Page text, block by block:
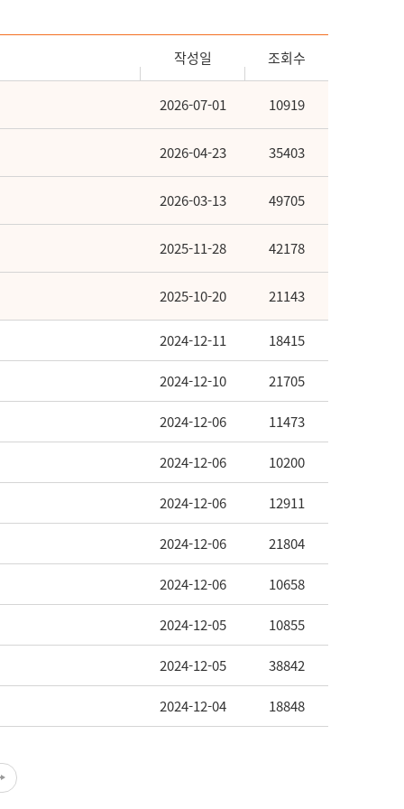
작성일 조회수
2026-07-01 10919
2026-04-23 35403
2026-03-13 49705
2025-11-28 42178
2025-10-20 21143
2024-12-11 18415
2024-12-10 21705
2024-12-06 11473
2024-12-06 10200
2024-12-06 12911
2024-12-06 21804
2024-12-06 10658
2024-12-05 10855
2024-12-05 38842
2024-12-04 18848